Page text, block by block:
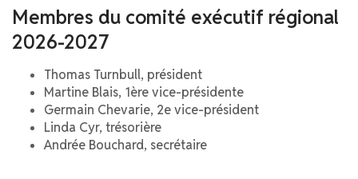
Membres du comité exécutif régional
2026-2027
Thomas Turnbull, président
Martine Blais, 1ère vice-présidente
Germain Chevarie, 2e vice-président
Linda Cyr, trésorière
Andrée Bouchard, secrétaire